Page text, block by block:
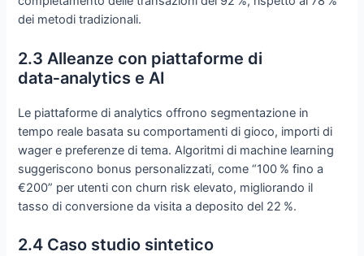
dei metodi tradizionali.
2.3 Alleanze con piattaforme di
data‑analytics e AI
Le piattaforme di analytics offrono segmentazione in
tempo reale basata su comportamenti di gioco, importi di
wager e preferenze di tema. Algoritmi di machine learning
suggeriscono bonus personalizzati, come “100 % fino a
€200” per utenti con churn risk elevato, migliorando il
tasso di conversione da visita a deposito del 22 %.
2.4 Caso studio sintetico